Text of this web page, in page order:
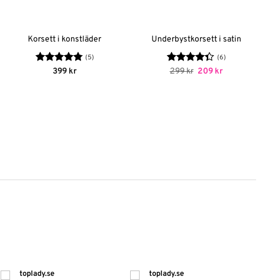
Korsett i konstläder
Betygsatt
(5)
399 kr
Underbystkorsett i satin
Betygsatt
(6)
299kr Det
209 krDet
toplady.se toplady.se